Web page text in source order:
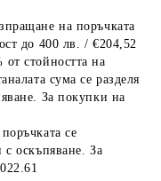
на поръчката
до 400 лв. / €204,52
стойността на
сума се разделя
За покупки на
се
с оскъпяване. За